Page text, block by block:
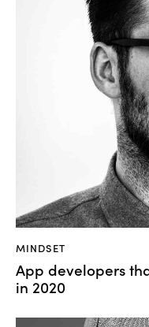
MINDSET
App developers
in 2020